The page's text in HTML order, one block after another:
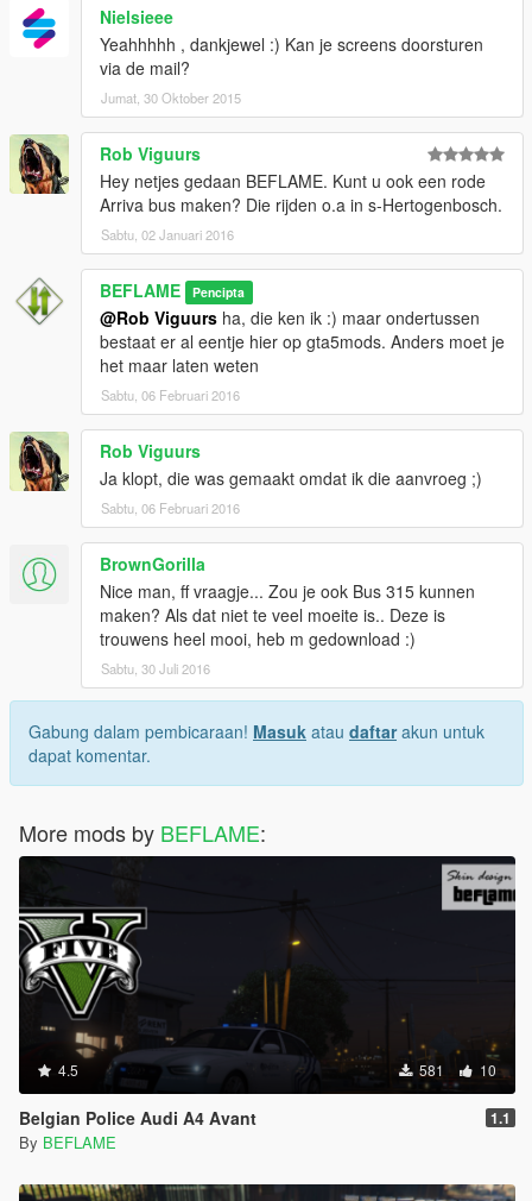
Nielsieee
Yeahhhhh , dankjewel :) Kan je screens doorsturen
via de mail?
Jumat, 30 Oktober 2015
Rob Viguurs
Hey netjes gedaan BEFLAME. Kunt u ook een rode
Arriva bus maken? Die rijden o.a in s-Hertogenbosch.
Sabtu, 02 Januari 2016
BEFLAME Pencipta
@Rob Viguurs ha, die ken ik :) maar ondertussen
bestaat er al eentje hier op gta5mods. Anders moet je
het maar laten weten
Sabtu, 06 Februari 2016
Rob Viguurs
Ja klopt, die was gemaakt omdat ik die aanvroeg ;)
Sabtu, 06 Februari 2016
BrownGorilla
Nice man, ff vraagje... Zou je ook Bus 315 kunnen
maken? Als dat niet te veel moeite is.. Deze is
trouwens heel mooi, heb m gedownload :)
Sabtu, 30 Juli 2016
Gabung dalam pembicaraan! Masuk atau daftarakun untuk
dapat komentar.
More mods by BEFLAME:
4.5 581 10
Belgian Police Audi A4 Avant 1.1
By BEFLAME